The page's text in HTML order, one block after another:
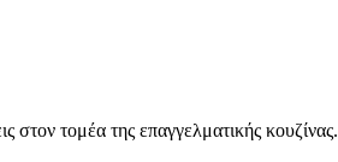
στον τομέα της επαγγελματικής κουζίνας.